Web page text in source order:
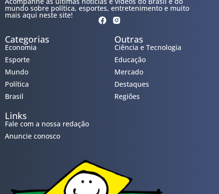
mundo sobre política, esportes, entretenimento e muito
mais aqui neste site!
Categorias
Economia
Esporte
Mundo
Política
Brasil
Outras
Ciência e Tecnologia
Educação
Mercado
Destaques
Regiões
Links
Fale com a nossa redação
Anuncie conosco